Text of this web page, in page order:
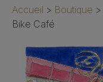
Accueil > Boutique >
Bike Café